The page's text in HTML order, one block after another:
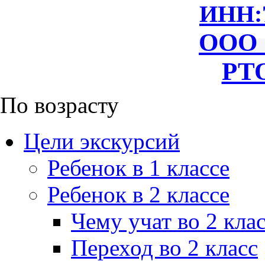
ИНН:
ООО
По возрасту
Цели экскурсий
Ребенок в 1 классе
Ребенок в 2 классе
Чему учат во 2
Переход во 2 класс